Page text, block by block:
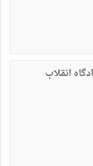
انقلاب